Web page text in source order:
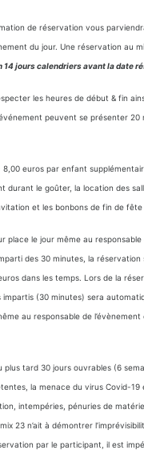
de réservation vous
du jour. Une réservation au
jours calendriers avant la date
les heures de début & fin
peuvent se présenter 20
euros par enfant
le goûter, la location des
et les bonbons de fin de
le jour même au responsable
des 30 minutes, la
dans les temps. Lors de la
(30 minutes) sera
au responsable de
tard 30 jours ouvrables (6
la menace du virus Covid-19
intempéries, pénuries de
23 n’ait à démontrer
par le participant, il est